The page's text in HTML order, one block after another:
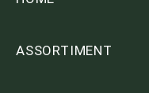
ASSORTIMENT